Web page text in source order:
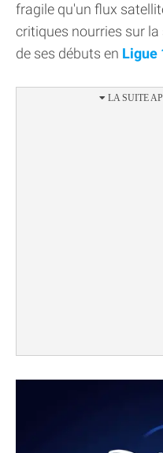
fragile qu'un flux
critiques nourries sur
de ses débuts en Ligue